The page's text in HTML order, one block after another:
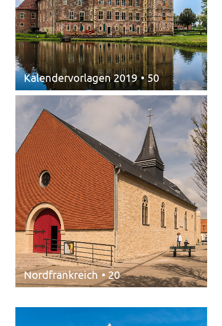
Kalendervorlagen 2019 • 50
Nordfrankreich • 20